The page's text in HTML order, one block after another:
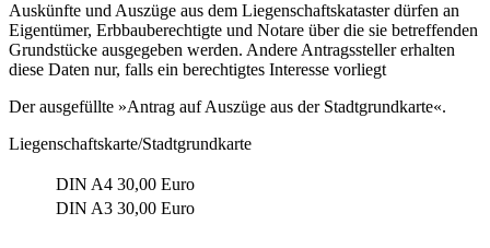
Auskünfte und Auszüge aus dem Liegenschaftskataster dürfen an
Eigentümer, Erbbauberechtigte und Notare über die sie betreffenden
Grundstücke ausgegeben werden. Andere Antragssteller erhalten
diese Daten nur, falls ein berechtigtes Interesse vorliegt
Der ausgefüllte »Antrag auf Auszüge aus der Stadtgrundkarte«.
Liegenschaftskarte/Stadtgrundkarte
DIN A4 30,00 Euro
DIN A3 30,00 Euro